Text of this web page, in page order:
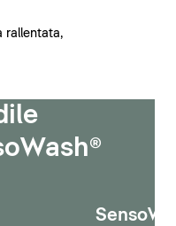
rallentata,